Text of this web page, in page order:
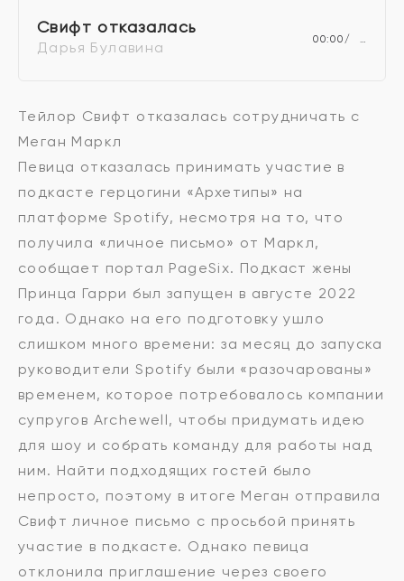
Свифт отказалась
Дарья Булавина 00:00 …
Тейлор Свифт отказалась сотрудничать с
Меган Маркл
Певица отказалась принимать участие в
подкасте герцогини «Архетипы» на
платформе Spotify, несмотря на то, что
получила «личное письмо» от Маркл,
сообщает портал PageSix. Подкаст жены
Принца Гарри был запущен в августе 2022
года. Однако на его подготовку ушло
слишком много времени: за месяц до запуска
руководители Spotify были «разочарованы»
временем, которое потребовалось компании
супругов Archewell, чтобы придумать идею
для шоу и собрать команду для работы над
ним. Найти подходящих гостей было
непросто, поэтому в итоге Меган отправила
Свифт личное письмо с просьбой принять
участие в подкасте. Однако певица
отклонила приглашение через своего